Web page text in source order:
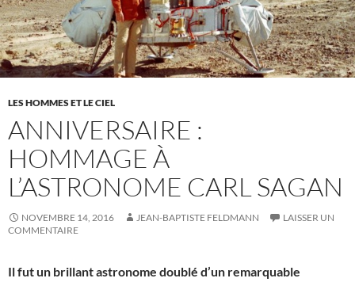
LES HOMMES ET LE CIEL
ANNIVERSAIRE :
HOMMAGE À
L’ASTRONOME CARL SAGAN
NOVEMBRE 14, 2016 JEAN-BAPTISTE FELDMANN
LAISSER UN
COMMENTAIRE
Il fut un brillant astronome doublé d’un remarquable